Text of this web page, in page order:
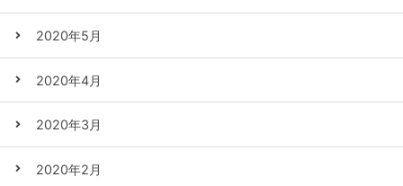
2020年5月
2020年4月
2020年3月
2020年2月